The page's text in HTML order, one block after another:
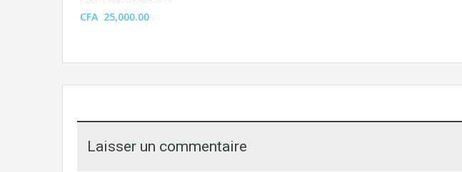
CFA 25,000.00
Laisser un commentaire